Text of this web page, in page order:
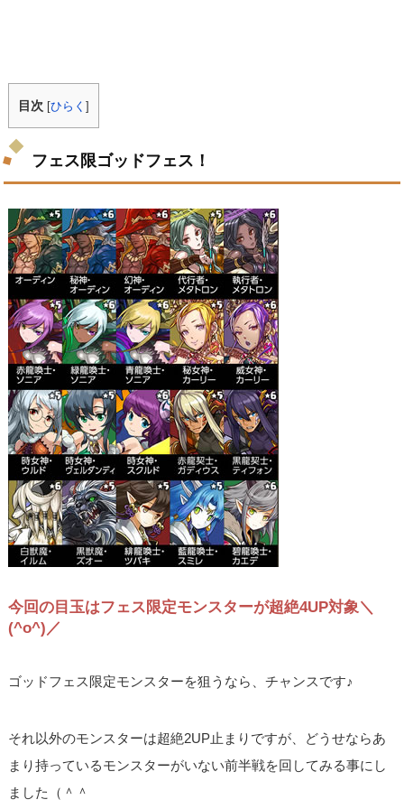
目次 [ひらく]
フェス限ゴッドフェス！
今回の目玉はフェス限定モンスターが超絶4UP対象＼
(^o^)／
ゴッドフェス限定モンスターを狙うなら、チャンスです♪
それ以外のモンスターは超絶2UP止まりですが、どうせならあ
まり持っているモンスターがいない前半戦を回してみる事にし
ました（＾＾